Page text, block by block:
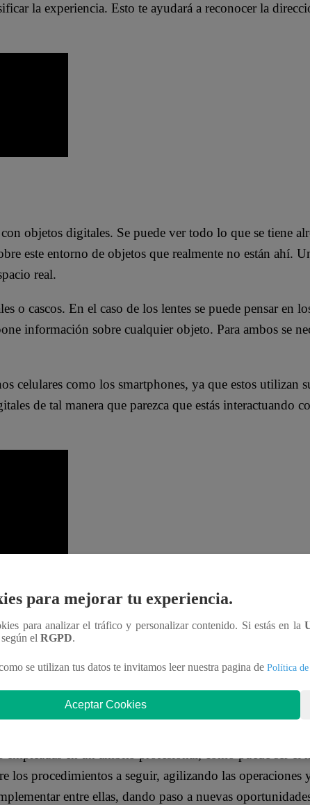
la experiencia. Esto te ayudará a reconocer la
objetos digitales. Se puede ver todo lo que se tiene
este entorno de objetos que realmente no están ahí.
real.
o cascos. En el caso de los lentes se puede pensar en
información sobre cualquier objeto. Para ambos se
celulares como los smartphones, ya que estos utilizan
de tal manera que parezca que estás interactuando
Aumentada
Aumentada permite a los usuarios vivir una mayor
pero con riesgos mínimos.
utilizar los mismos tipos de tecnología para
su propia particularidad dependiendo de la
el mundo de los videojuegos gracias a que estos tipos
usuario.
en un ámbito profesional, como puede ser el
los procedimientos a seguir, agilizando las operaciones
entre ellas, dando paso a nuevas
para mejorar tu experiencia.
para analizar el tráfico y personalizar contenido. Si estás en la
el RGPD.
se utilizan tus datos te invitamos leer nuestra pagina de Política
Aceptar Cookies